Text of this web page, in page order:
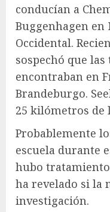
conducían a
Buggenhagen
Occidental.
sospechó que
encontraban en
Brandeburgo.
25 kilómetros de
Probablemente
escuela durante
hubo
ha revelado si la
investigación.